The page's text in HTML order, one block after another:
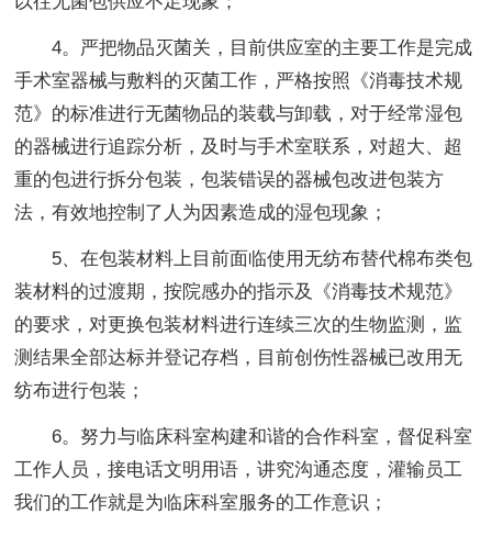
4。严把物品灭菌关，目前供应室的主要工作是完成
手术室器械与敷料的灭菌工作，严格按照《消毒技术规
范》的标准进行无菌物品的装载与卸载，对于经常湿包
的器械进行追踪分析，及时与手术室联系，对超大、超
重的包进行拆分包装，包装错误的器械包改进包装方
法，有效地控制了人为因素造成的湿包现象；
5、在包装材料上目前面临使用无纺布替代棉布类包
装材料的过渡期，按院感办的指示及《消毒技术规范》
的要求，对更换包装材料进行连续三次的生物监测，监
测结果全部达标并登记存档，目前创伤性器械已改用无
纺布进行包装；
6。努力与临床科室构建和谐的合作科室，督促科室
工作人员，接电话文明用语，讲究沟通态度，灌输员工
我们的工作就是为临床科室服务的工作意识；